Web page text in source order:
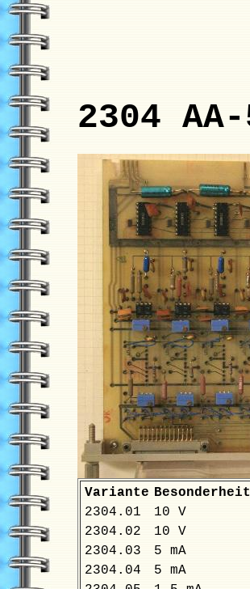
2304
Variante Besonderheit
2304.01
10 V
2304.02
10 V
2304.03
5 mA
2304.04
5 mA